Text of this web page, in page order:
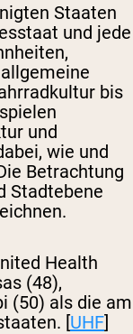
Staaten
und jede
bis
und
wie und
Betrachtung
Stadtebene
Health
(48),
(50) als die am
[UHF]